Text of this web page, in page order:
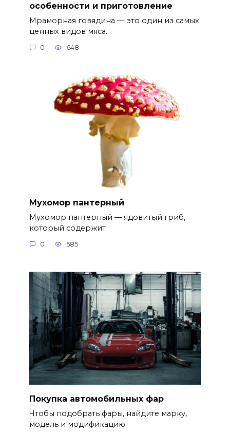
особенности и приготовление
Мраморная говядина — это один из самых
ценных видов мяса.
0 648
Мухомор пантерный
Мухомор пантерный — ядовитый гриб,
который содержит
0 585
Покупка автомобильных фар
Чтобы подобрать фары, найдите марку,
модель и модификацию